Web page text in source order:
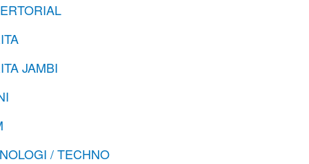
JAMBI
/ TECHNO